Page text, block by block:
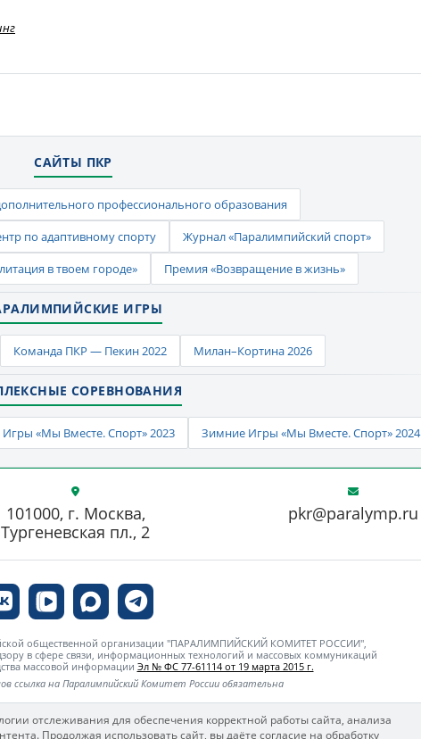
САЙТЫ ПКР
профессионального образования
по адаптивному спорту
Журнал «Паралимпийский спорт»
в твоем городе»
Премия «Возвращение в жизнь»
ИГРЫ
Команда ПКР — Пекин 2022 Милан–Кортина 2026
СОРЕВНОВАНИЯ
Игры «Мы Вместе. Спорт» 2023 Зимние Игры «Мы Вместе. Спорт» 2024
pkr@paralymp.ru
101000, г. Москва,
Тургеневская пл., 2
общественной организации "ПАРАЛИМПИЙСКИЙ КОМИТЕТ РОССИИ",
в сфере связи, информационных технологий и массовых коммуникаций
массовой информации Эл № ФС 77-61114 от 19 марта 2015 г.
ссылка на Паралимпийский Комитет России обязательна
отслеживания для обеспечения корректной работы сайта, анализа
Продолжая использовать сайт, вы даёте согласие на обработку